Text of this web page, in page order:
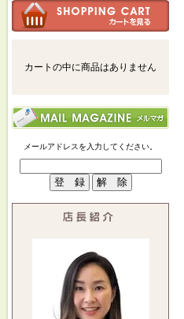
カートの中に商品はありません
メールアドレスを入力してください。